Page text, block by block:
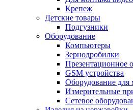
Крепеж
Детские товары
Подгузники
Оборудование
Компьютеры
Зернодробилки
Презентационное
GSM устройства
Оборудование для
Измерительные
Сетевое